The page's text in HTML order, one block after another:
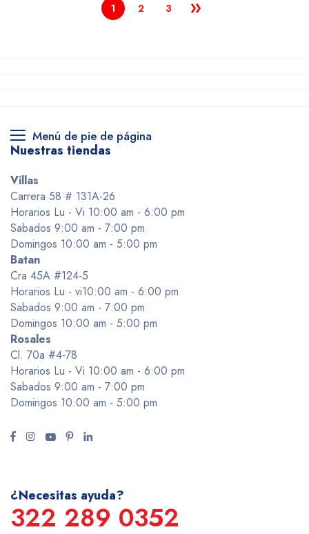
1 2 3
Menú de pie de página
Nuestras tiendas
Villas
Carrera 58 # 131A-26
Horarios Lu - Vi 10:00 am - 6:00 pm
Sabados 9:00 am - 7:00 pm
Domingos 10:00 am - 5:00 pm
Batan
Cra 45A #124-5
Horarios Lu - vi10:00 am - 6:00 pm
Sabados 9:00 am - 7:00 pm
Domingos 10:00 am - 5:00 pm
Rosales
Cl. 70a #4-78
Horarios Lu - Vi 10:00 am - 6:00 pm
Sabados 9:00 am - 7:00 pm
Domingos 10:00 am - 5:00 pm
¿Necesitas ayuda?
322 289 0352